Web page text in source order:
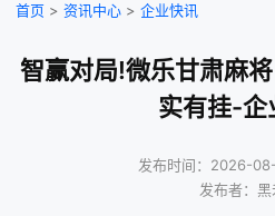
首页 > 资讯中心 > 企业快讯
智赢对局!微乐甘肃麻
实有挂-企
发布时间：2026-
发布者：黑